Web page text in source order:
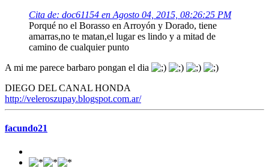
Cita de: doc61154 en Agosto 04, 2015, 08:26:25 PM
Porqué no el Borasso en Arroyón y Dorado, tiene
amarras,no te matan,el lugar es lindo y a mitad de
camino de cualquier punto
A mi me parece barbaro pongan el dia
DIEGO DEL CANAL HONDA
http://veleroszupay.blogspot.com.ar/
facundo21